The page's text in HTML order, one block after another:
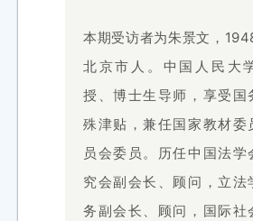
本期受访者为朱景文，
北京市人。中国人民大
授、博士生导师，享受国
殊津贴，兼任国家教材委
员会委员。历任中国法学
究会副会长、顾问，立法
务副会长、顾问，国际社